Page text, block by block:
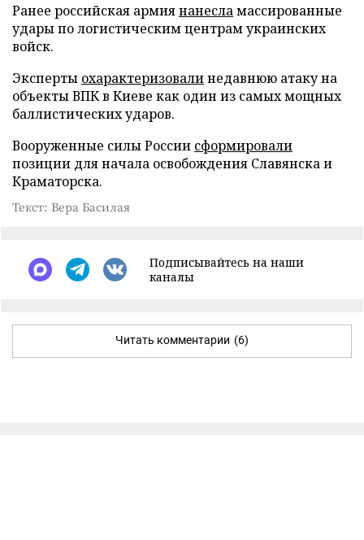
Ранее российская армиянанесламассированные
удары по логистическим центрам украинских
войск.
Эксперты охарактеризовалинедавнюю атаку на
объекты ВПК в Киеве как один из самых мощных
баллистических ударов.
Вооруженные силы России сформировали
позиции для начала освобождения Славянска и
Краматорска.
Текст: Вера Басилая
Подписывайтесь на наши
каналы
Читать комментарии (6)